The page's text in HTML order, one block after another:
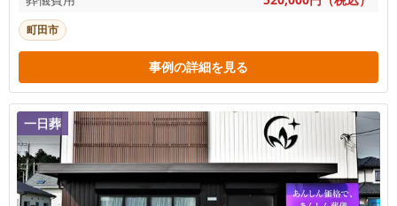
町田市
事例の詳細を見る
一日葬